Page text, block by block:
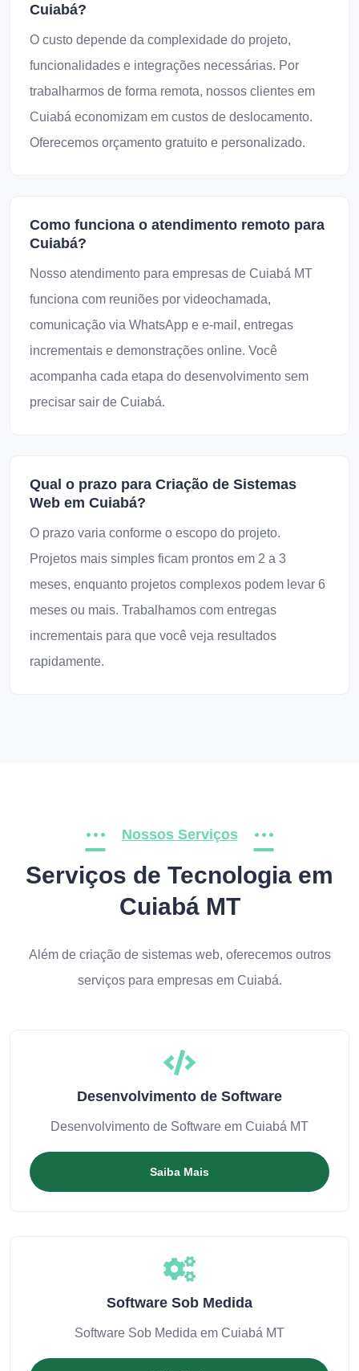
Cuiabá?
O custo depende da complexidade do projeto,
funcionalidades e integrações necessárias. Por
trabalharmos de forma remota, nossos clientes em
Cuiabá economizam em custos de deslocamento.
Oferecemos orçamento gratuito e personalizado.
Como funciona o atendimento remoto para
Cuiabá?
Nosso atendimento para empresas de Cuiabá MT
funciona com reuniões por videochamada,
comunicação via WhatsApp e e-mail, entregas
incrementais e demonstrações online. Você
acompanha cada etapa do desenvolvimento sem
precisar sair de Cuiabá.
Qual o prazo para Criação de Sistemas
Web em Cuiabá?
O prazo varia conforme o escopo do projeto.
Projetos mais simples ficam prontos em 2 a 3
meses, enquanto projetos complexos podem levar 6
meses ou mais. Trabalhamos com entregas
incrementais para que você veja resultados
rapidamente.
Nossos Serviços
Serviços de Tecnologia em
Cuiabá MT
Além de criação de sistemas web, oferecemos outros
serviços para empresas em Cuiabá.
Desenvolvimento de Software
Desenvolvimento de Software em Cuiabá MT
Saiba Mais
Software Sob Medida
Software Sob Medida em Cuiabá MT